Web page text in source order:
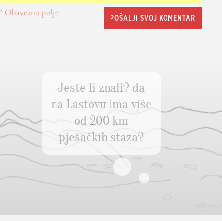
* Obavezno polje POŠALJI SVOJ KOMENTAR
Jeste li znali? da
na Lastovu ima više
od 200 km
pješačkih staza?